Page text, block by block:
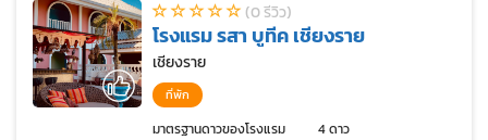
(0 รีวิว)
โรงแรม รสา บูทีค เชียงราย
เชียงราย
ที่พัก
มาตรฐานดาวของโรงแรม
4 ดาว